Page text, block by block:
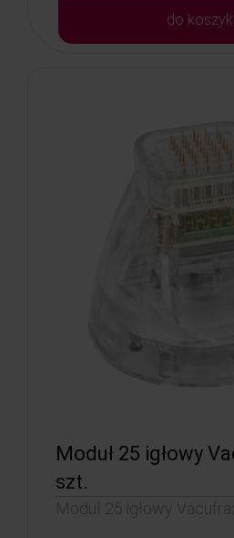
do
Moduł 25 igłowy
szt.
Moduł 25 igłowy